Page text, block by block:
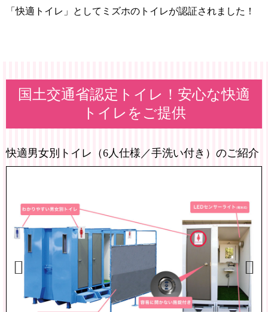
「快適トイレ」としてミズホのトイレが認証されました！
国土交通省認定トイレ！安心な快適
トイレをご提供
快適男女別トイレ（6人仕様／手洗い付き）のご紹介